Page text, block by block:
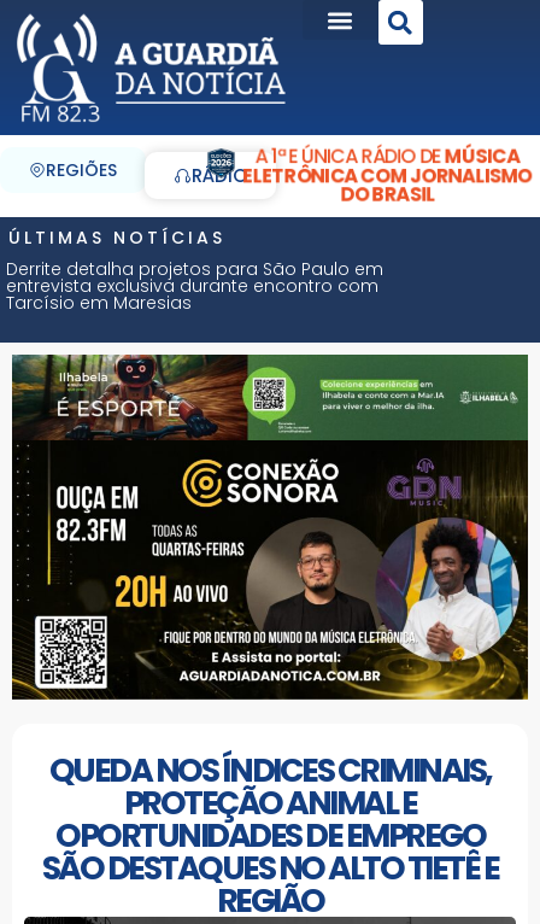
REGIÕES RÁDIO
A 1ª E ÚNICA RÁDIO DEMÚSICA
ELETRÔNICA COM JORNALISMO
DO BRASIL
ÚLTIMAS NOTÍCIAS
Derrite detalha projetos para São Paulo em
entrevista exclusiva durante encontro com
Tarcísio em Maresias
QUEDA NOS ÍNDICES CRIMINAIS,
PROTEÇÃO ANIMAL E
OPORTUNIDADES DE EMPREGO
SÃO DESTAQUES NO ALTO TIETÊ E
REGIÃO